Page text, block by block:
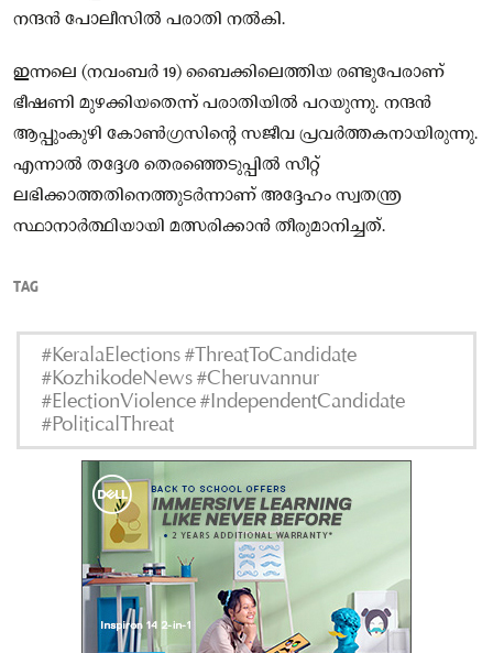
നന്ദൻ പോലീസിൽ പരാതി നൽകി.
ഇന്നലെ (നവംബർ 19) ബൈക്കിലെത്തിയ രണ്ടുപേരാണ്
ഭീഷണി മുഴക്കിയതെന്ന് പരാതിയിൽ പറയുന്നു. നന്ദൻ
ആപ്പുംകുഴി കോൺഗ്രസിൻ്റെ സജീവ പ്രവർത്തകനായിരുന്നു.
എന്നാൽ തദ്ദേശ തെരഞ്ഞെടുപ്പിൽ സീറ്റ്
ലഭിക്കാത്തതിനെത്തുടർന്നാണ് അദ്ദേഹം സ്വതന്ത്ര
സ്ഥാനാർത്ഥിയായി മത്സരിക്കാൻ തീരുമാനിച്ചത്.
TAG
#KeralaElections #ThreatToCandidate
#KozhikodeNews #Cheruvannur
#ElectionViolence #IndependentCandidate
#PoliticalThreat